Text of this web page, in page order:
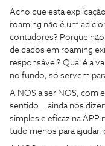
Acho que esta
roaming não é um
contadores? Porque
de dados em roaming
responsável? Qual é a
no fundo, só servem
A NOS a ser NOS, com
sentido… ainda nos
simples e eficaz na
tudo menos para